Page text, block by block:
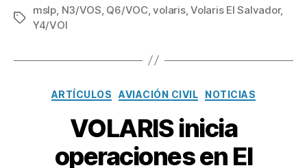
Etiquetas
mslp N3/VOS Q6/VOC,volaris,Volaris El Salvador,
Y4/VOI
Categorías
ARTÍCULOS AVIACIÓN CIVIL NOTICIAS
VOLARIS inicia
operaciones en El